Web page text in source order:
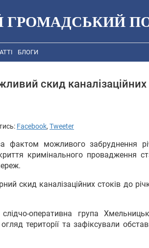
ГРОМАДСЬКИЙ
БЛОГИ
скид каналізаційних
Facebook, Tweeter
фактом можливого забруднення
кримінального провадження
скид каналізаційних стоків до
оперативна група
території та зафіксували